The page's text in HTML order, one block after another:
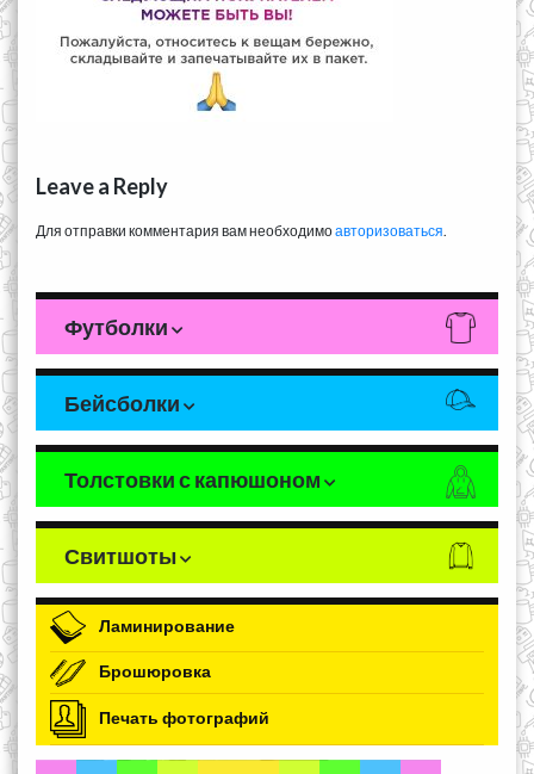
Leave a Reply
Для отправки комментария вам необходимоавторизоваться
Футболки
Бейсболки
Толстовки с капюшоном
Свитшоты
Ламинирование
Брошюровка
Печать фотографий